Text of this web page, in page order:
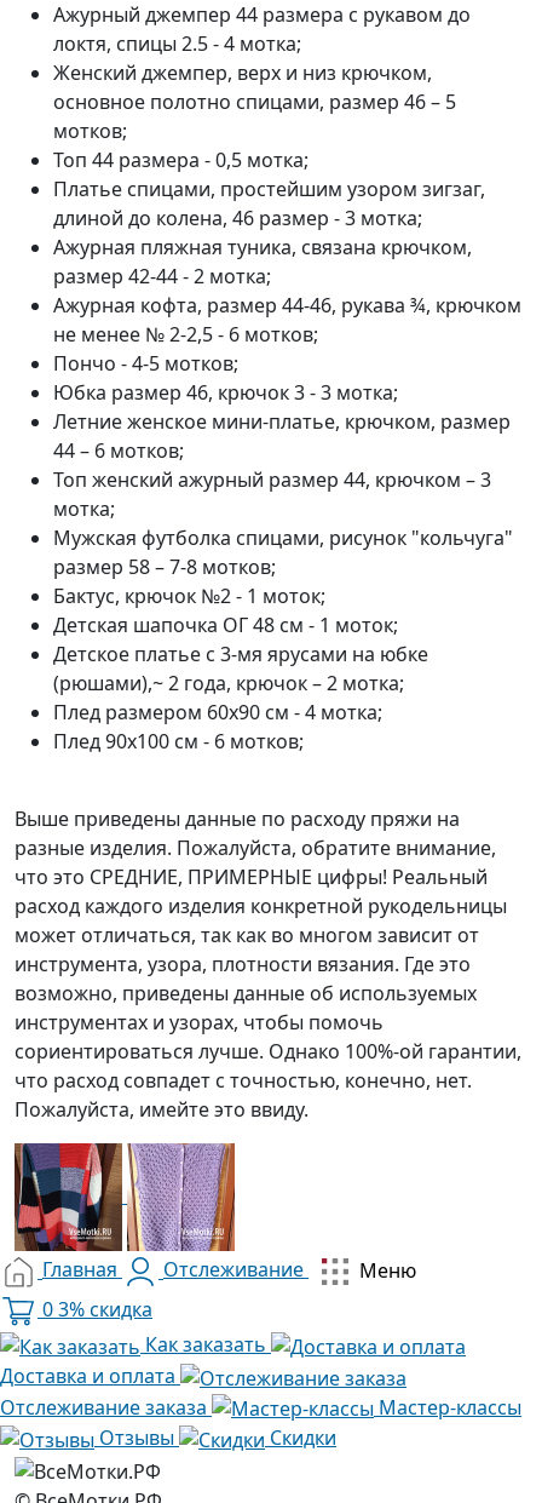
Ажурный джемпер 44 размера с рукавом до
локтя, спицы 2.5 - 4 мотка;
Женский джемпер, верх и низ крючком,
основное полотно спицами, размер 46 – 5
мотков;
Топ 44 размера - 0,5 мотка;
Платье спицами, простейшим узором зигзаг,
длиной до колена, 46 размер - 3 мотка;
Ажурная пляжная туника, связана крючком,
размер 42-44 - 2 мотка;
Ажурная кофта, размер 44-46, рукава ¾, крючком
не менее № 2-2,5 - 6 мотков;
Пончо - 4-5 мотков;
Юбка размер 46, крючок 3 - 3 мотка;
Летние женское мини-платье, крючком, размер
44 – 6 мотков;
Топ женский ажурный размер 44, крючком – 3
мотка;
Мужская футболка спицами, рисунок "кольчуга"
размер 58 – 7-8 мотков;
Бактус, крючок №2 - 1 моток;
Детская шапочка ОГ 48 см - 1 моток;
Детское платье с 3-мя ярусами на юбке
(рюшами),~ 2 года, крючок – 2 мотка;
Плед размером 60х90 см - 4 мотка;
Плед 90х100 см - 6 мотков;
Выше приведены данные по расходу пряжи на
разные изделия. Пожалуйста, обратите внимание,
что это СРЕДНИЕ, ПРИМЕРНЫЕ цифры! Реальный
расход каждого изделия конкретной рукодельницы
может отличаться, так как во многом зависит от
инструмента, узора, плотности вязания. Где это
возможно, приведены данные об используемых
инструментах и узорах, чтобы помочь
сориентироваться лучше. Однако 100%-ой гарантии,
что расход совпадет с точностью, конечно, нет.
Пожалуйста, имейте это ввиду.
Главная Отслеживание
Меню
03% скидка
Как заказать
Доставка и оплата
Отслеживание заказа
Мастер-классы
Отзывы
Скидки